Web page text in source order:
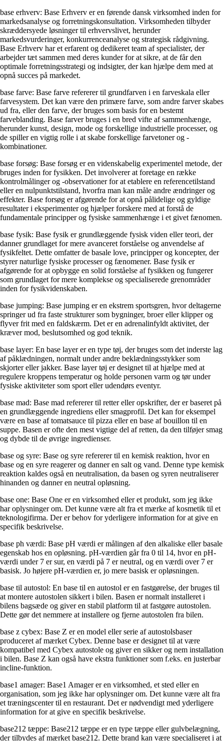
base erhverv: Base Erhverv er en førende dansk virksomhed inden for
markedsanalyse og forretningskonsultation. Virksomheden tilbyder
skræddersyede løsninger til erhvervslivet, herunder
markedsvurderinger, konkurrenceanalyse og strategisk rådgivning.
Base Erhverv har et erfarent og dedikeret team af specialister, der
arbejder tæt sammen med deres kunder for at sikre, at de får den
optimale forretningsstrategi og indsigter, der kan hjælpe dem med at
opnå succes på markedet.
base farve: Base farve refererer til grundfarven i en farveskala eller
farvesystem. Det kan være den primære farve, som andre farver skabes
ud fra, eller den farve, der bruges som basis for en bestemt
farveblanding. Base farver bruges i en bred vifte af sammenhænge,
herunder kunst, design, mode og forskellige industrielle processer, og
de spiller en vigtig rolle i at skabe forskellige farvetoner og -
kombinationer.
base forsøg: Base forsøg er en videnskabelig experimentel metode, der
bruges inden for fysikken. Det involverer at foretage en række
kontrolmålinger og -observationer for at etablere en referencetilstand
eller en nulpunktstilstand, hvorfra man kan måle andre ændringer og
effekter. Base forsøg er afgørende for at opnå pålidelige og gyldige
resultater i eksperimenter og hjælper forskere med at forstå de
fundamentale principper og fysiske sammenhænge i et givet fænomen.
base fysik: Base fysik er grundlæggende fysisk viden eller teori, der
danner grundlaget for mere avanceret forståelse og anvendelse af
fysikfeltet. Dette omfatter de basale love, principper og koncepter, der
styrer naturlige fysiske processer og fænomener. Base fysik er
afgørende for at opbygge en solid forståelse af fysikken og fungerer
som grundlaget for mere komplekse og specialiserede grenområder
inden for fysikvidenskaben.
base jumping: Base jumping er en ekstrem sportsgren, hvor deltagerne
springer ud fra faste strukturer som bygninger, broer eller klipper og
flyver frit med en faldskærm. Det er en adrenalinfyldt aktivitet, der
kræver mod, beslutsomhed og god teknik.
base layer: En base layer er en type tøj, der bruges som det inderste lag
af påklædningen, normalt under andre beklædningsstykker som
skjorter eller jakker. Base layer tøj er designet til at hjælpe med at
regulere kroppens temperatur og holde personen varm og tør under
fysiske aktiviteter som sport eller udendørs eventyr.
base mad: Base mad refererer til retter eller opskrifter, der er baseret på
en grundlæggende ingrediens eller smagprofil. Det kan for eksempel
være en base af tomatsauce til pizza eller en base af bouillon til en
suppe. Basen er ofte den mest vigtige del af retten, da den tilføjer smag
og dybde til de øvrige ingredienser.
base og syre: Base og syre refererer til en kemisk reaktion, hvor en
base og en syre reagerer og danner en salt og vand. Denne type kemisk
reaktion kaldes også en neutralisation, da basen og syren neutraliserer
hinanden og danner en neutral opløsning.
base one: Base One er en virksomhed eller et produkt, som jeg ikke
har oplysninger om. Det kunne være alt fra et mærke af kosmetik til et
teknologifirma. Der er behov for yderligere information for at give en
specifik beskrivelse.
base ph værdi: Base pH værdi er målingen af den alkaliske eller basale
egenskab hos en opløsning. pH-værdien går fra 0 til 14, hvor en pH-
værdi under 7 er sur, en værdi på 7 er neutral, og en værdi over 7 er
basisk. Jo højere pH-værdien er, jo mere basisk er opløsningen.
base til autostol: En base til en autostol er en fastgørelse, der bruges til
at montere autostolen sikkert i bilen. Basen er normalt installeret i
bilens bagsæde og giver en stabil platform til at fastgøre autostolen.
Dette gør det nemmere at installere og fjerne autostolen fra bilen.
base z cybex: Base Z er en model eller serie af autostolsbaser
produceret af mærket Cybex. Denne base er designet til at være
kompatibel med Cybex autostole og giver en sikker og nem installation
i bilen. Base Z kan også have ekstra funktioner som f.eks. en justerbar
incline-funktion.
base1 amager: Base1 Amager er en virksomhed, et sted eller en
organisation, som jeg ikke har oplysninger om. Det kunne være alt fra
et træningscenter til en restaurant. Det er nødvendigt med yderligere
information for at give en specifik beskrivelse.
base212 tæppe: Base212 tæppe er en type tæppe eller gulvbelægning,
der tilbydes af mærket base212. Dette brand kan være specialiseret i at